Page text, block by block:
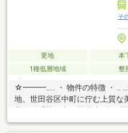
そ
更地 本
1種低層地域
整
☆━━━…‥ ・ 物件の特徴 ・ ‥
地、世田谷区中町に佇む上質な
る好立地 ◆第一種低層住居専